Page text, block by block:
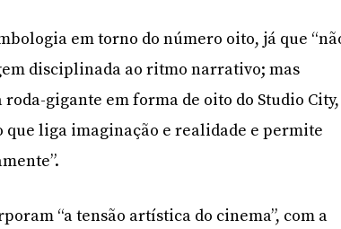
em torno do número oito, já que
disciplinada ao ritmo narrativo; mas
gigante em forma de oito do Studio City,
que liga imaginação e realidade e permite
“a tensão artística do cinema”, com a